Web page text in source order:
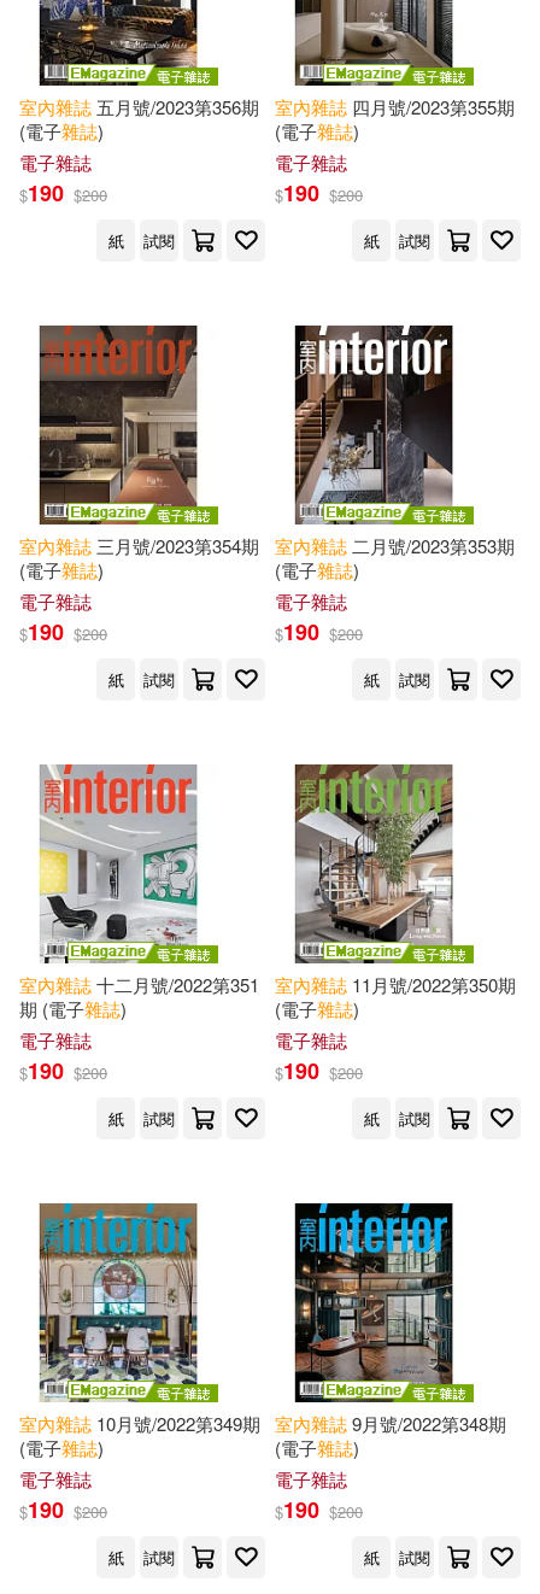
室內雜誌 五月號/2023第356期
(電子雜誌)
電子雜誌
$190 $200
紙
試閱
室內雜誌 四月號/2023第355期
(電子雜誌)
電子雜誌
$190 $200
紙
試閱
室內雜誌 三月號/2023第354期
(電子雜誌)
電子雜誌
$190 $200
紙
試閱
室內雜誌 二月號/2023第353期
(電子雜誌)
電子雜誌
$190 $200
紙
試閱
室內雜誌十二月號/2022第351
期 (電子雜誌)
電子雜誌
$190 $200
紙
試閱
室內雜誌 11月號/2022第350期
(電子雜誌)
電子雜誌
$190 $200
紙
試閱
室內雜誌 10月號/2022第349期
(電子雜誌)
電子雜誌
$190 $200
紙
試閱
室內雜誌9月號/2022第348期
(電子雜誌)
電子雜誌
$190 $200
紙
試閱